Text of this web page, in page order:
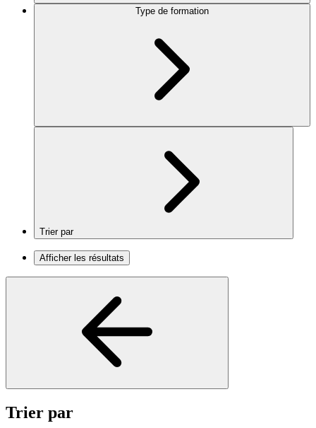
Type de formation
Trier par
Afficher les résultats
Trier par